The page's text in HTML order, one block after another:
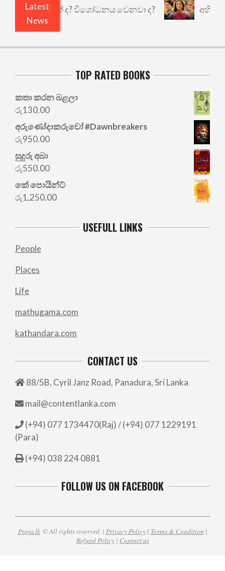
Latest
News
කුඩු නැත් ද? විශෝධනය වෙනවා ද? අභිසාරී:
TOP RATED BOOKS
කතා කරන බළලා
රු130.00
අරු‍ණෝදාකරුවෝ #Dawnbreakers
රු950.00
සුදුරු අබා
රු550.00
කේ පොයින්ට්
රු1,250.00
USEFULL LINKS
People
Places
Life
mathugama.com
kathandara.com
CONTACT US
88/5B, Cyril Janz Road, Panadura, Sri Lanka
mail@contentlanka.com
(+94) 077 1734470(Raj) / (+94) 077 1229191
(Para)
(+94) 038 224 0881
FOLLOW US ON FACEBOOK
Praja.lk© All rights reserved. | Privacy Policy| Terms & Condition |
Refund Policy| Contact us